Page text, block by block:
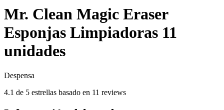
Mr. Clean Magic Eraser
Esponjas Limpiadoras 11
unidades
Despensa
4.1 de 5 estrellas basado en 11 reviews